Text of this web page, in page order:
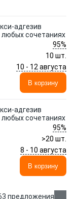
адгезив
любых сочетаниях
95%
10 шт.
10 - 12 августа
В корзину
адгезив
любых сочетаниях
95%
>20 шт.
8 - 10 августа
В корзину
предложения